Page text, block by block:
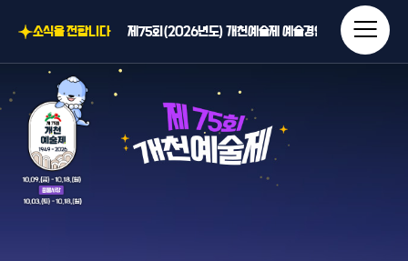
소식을 전합니다 제75회(2026년도) 개천예술제 예술경연대회 행사요강
<제75회 미술부> 2026 개천미술대상전 행사요강
<제74회 미술부> 제74회 개천예술제 전국휘호대회 입상